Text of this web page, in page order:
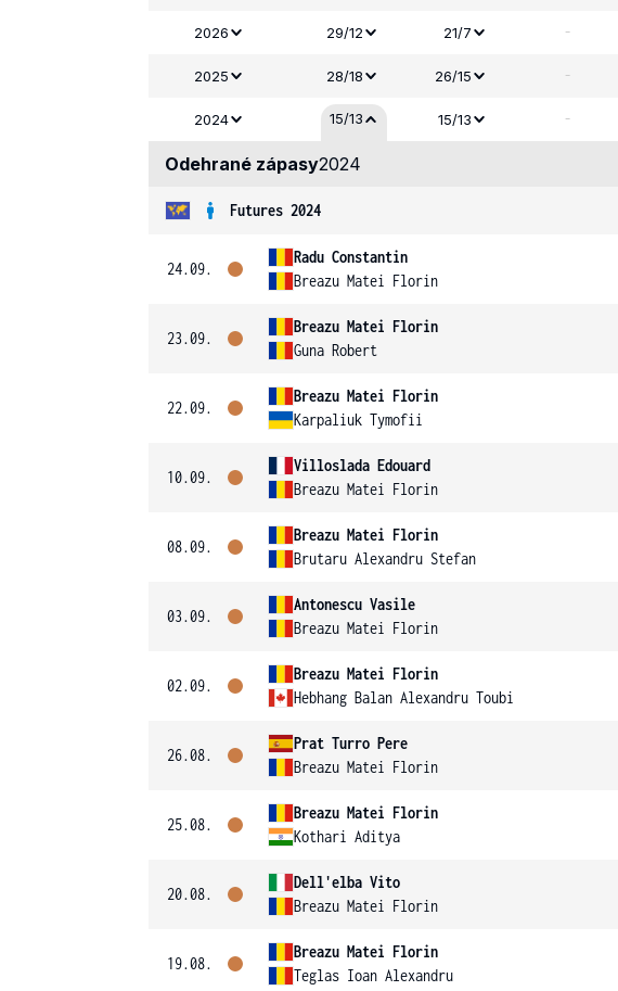
2026 29/12 21/7 -
2025 28/18 26/15 -
2024 15/13 15/13 -
Odehrané zápasy2024
Futures 2024
24.09.
Radu Constantin
Breazu Matei Florin
23.09.
Breazu Matei Florin
Guna Robert
22.09.
Breazu Matei Florin
Karpaliuk Tymofii
10.09.
Villoslada Edouard
Breazu Matei Florin
08.09.
Breazu Matei Florin
Brutaru Alexandru Stefan
03.09.
Antonescu Vasile
Breazu Matei Florin
02.09.
Breazu Matei Florin
Hebhang Balan Alexandru Toubi
26.08.
Prat Turro Pere
Breazu Matei Florin
25.08.
Breazu Matei Florin
Kothari Aditya
20.08.
Dell'elba Vito
Breazu Matei Florin
19.08.
Breazu Matei Florin
Teglas Ioan Alexandru